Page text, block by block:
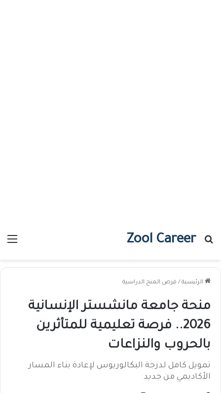
Zool Career
بحث عن
الرئيسية / فرص المنح الدراسية
منحة جامعة مانشستر الإنسانية
2026.. فرصة تعليمية للمتأثرين
بالحروب والنزاعات
تمويل كامل لدرجة البكالوريوس لإعادة بناء المسار
الأكاديمي من جديد